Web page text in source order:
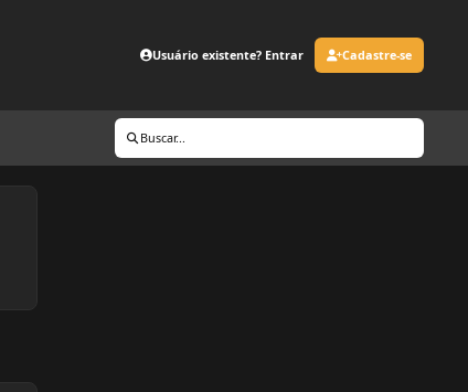
Usuário existente? Entrar Cadastre-se
Buscar...